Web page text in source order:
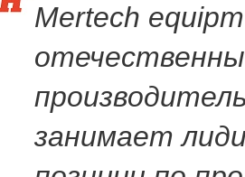
Mertech
занимает